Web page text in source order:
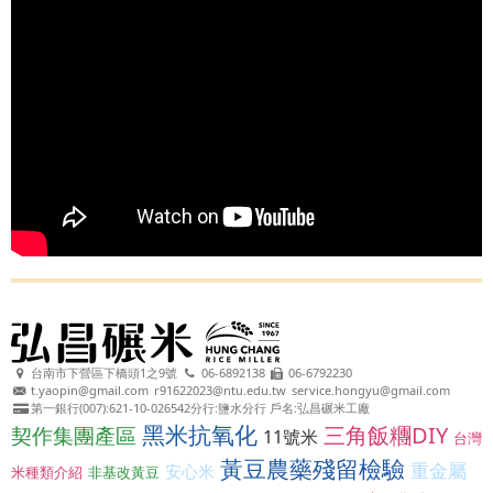
台南市下營區下橋頭1之9號 06-6892138
06-6792230
t.yaopin@gmail.com r91622023@ntu.edu.tw service.hongyu@gmail.com
第一銀行(007):621-10-026542分行:鹽水分行 戶名:弘昌碾米工廠
契作集團產區 黑米抗氧化 11號米 三角飯糰DIY 台灣
米種類介紹 非基改黃豆 安心米 黃豆農藥殘留檢驗 重金屬